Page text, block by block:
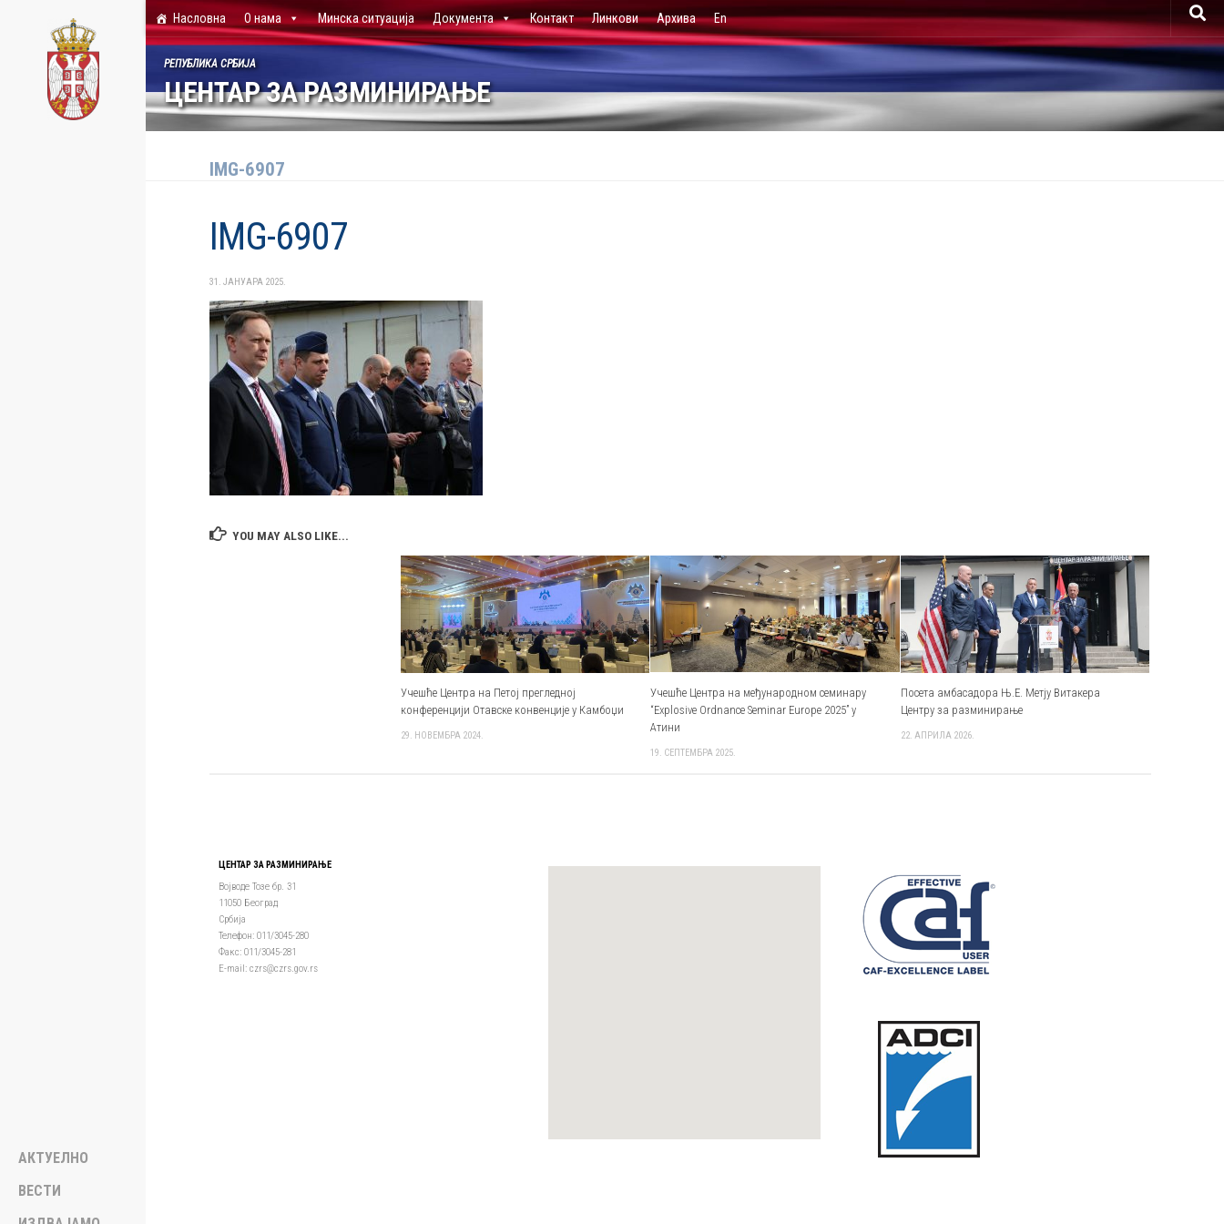
Skip to content Насловна О нама Минска ситуација Документа Контакт Линкови Архива En
ЦЕНТАР ЗА РАЗМИНИРАЊЕ
РЕПУБЛИКА СРБИЈА
IMG-6907
IMG-6907
31. ЈАНУАРА 2025.
YOU MAY ALSO LIKE...
Учешће Центра на Петој прегледној
конференцији Отавске конвенције у Камбоџи
29. НОВЕМБРА 2024.
Учешће Центра на међународном семинару
“Explosive Ordnance Seminar Europe 2025” у
Атини
19. СЕПТЕМБРА 2025.
Посета амбасадора Њ.Е. Метју Витакера
Центру за разминирање
22. АПРИЛА 2026.
АКТУЕЛНО
ВЕСТИ
ЦЕНТАР ЗА РАЗМИНИРАЊЕ
Војводе Тозе бр. 31
11050 Београд
Србија
Телефон: 011/3045-280
Факс: 011/3045-281
Е-mail: czrs@czrs.gov.rs